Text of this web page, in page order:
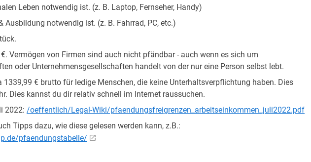
Leben notwendig ist. (z. B. Laptop, Fernseher, Handy)
Ausbildung notwendig ist. (z. B. Fahrrad, PC, etc.)
Vermögen von Firmen sind auch nicht pfändbar - auch wenn es sich um
oder Unternehmensgesellschaften handelt von der nur eine Person selbst lebt.
1339,99 € brutto für ledige Menschen, die keine Unterhaltsverpflichtung haben. Dies
Dies kannst du dir relativ schnell im Internet raussuchen.
2022: /oeffentlich/Legal-Wiki/pfaendungsfreigrenzen_arbeitseinkommen_juli2022.pdf
Tipps dazu, wie diese gelesen werden kann, z.B.:
pfaendungstabelle/